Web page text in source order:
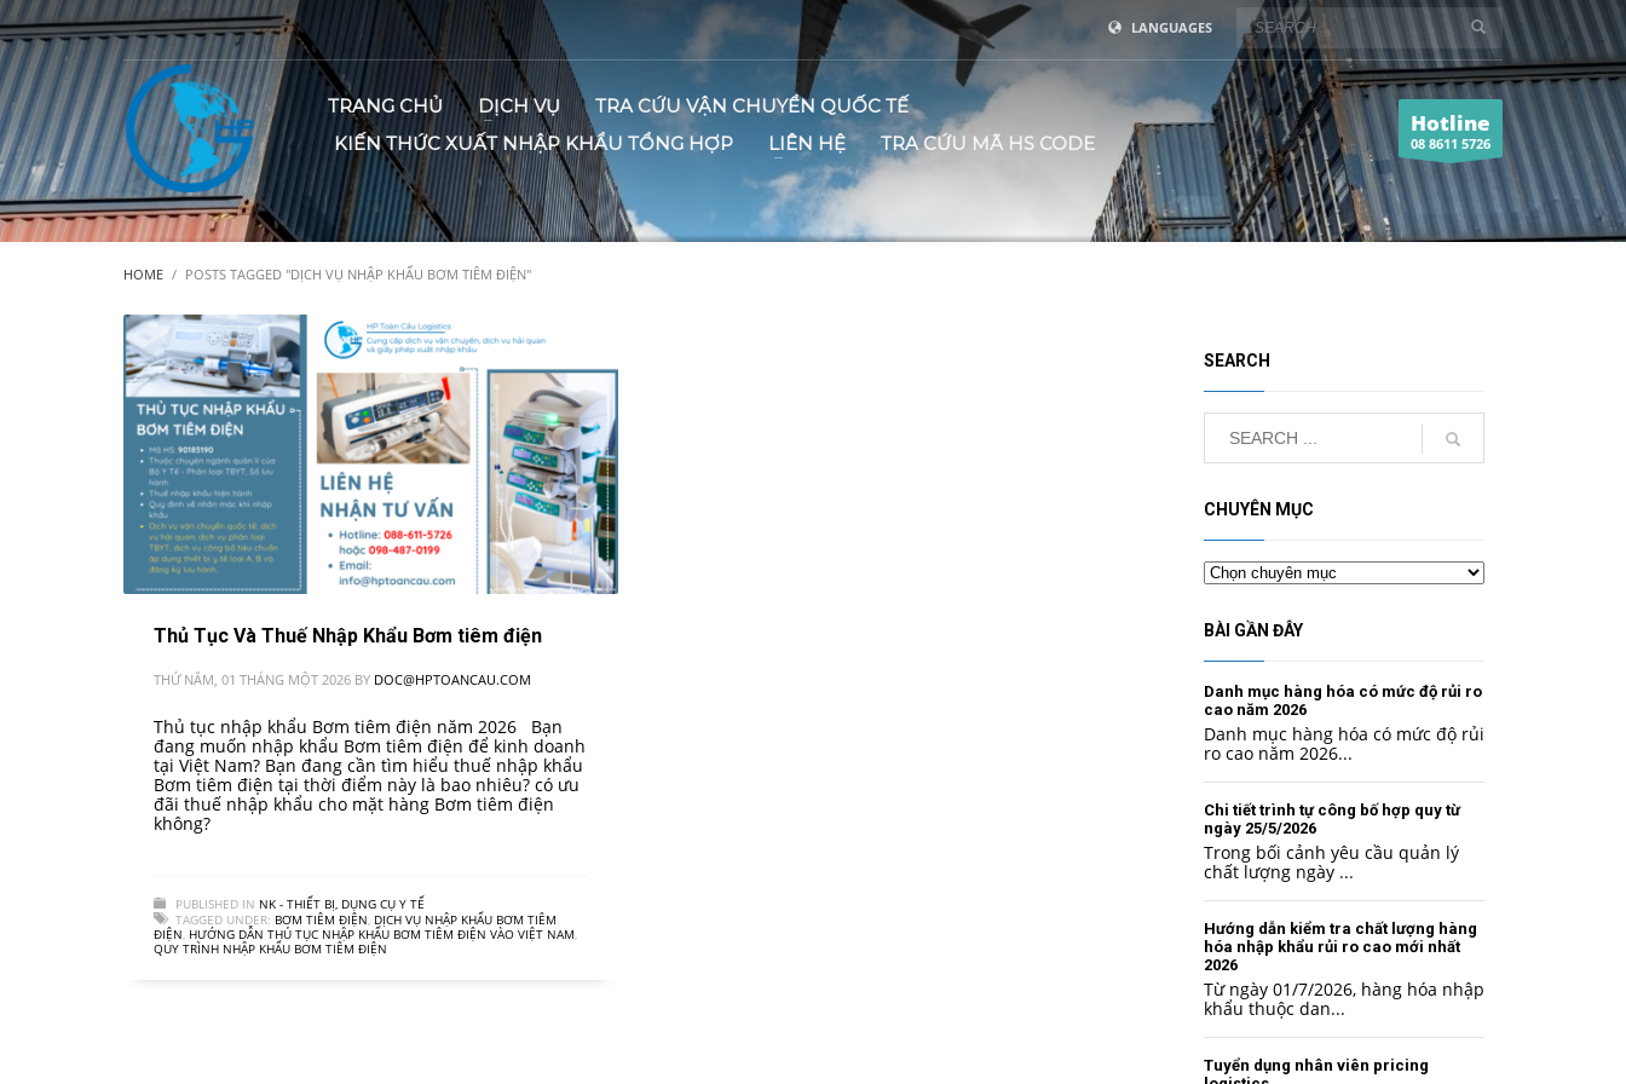
LANGUAGES
TRANG CHỦ DỊCH VỤ
TRA CỨU VẬN CHUYỂN QUỐC TẾ
KIẾN THỨC XUẤT NHẬP KHẨU TỔNG HỢP
LIÊN HỆ TRA CỨU MÃ HS CODE
Hotline
08 8611 5726
HOME POSTS TAGGED "DỊCH VỤ NHẬP KHẨU BƠM TIÊM ĐIỆN"
Thủ Tục Và Thuế Nhập Khẩu Bơm tiêm điện
THỨ NĂM, 01 THÁNG MỘT 2026 BY DOC@HPTOANCAU.COM
Thủ tục nhập khẩu Bơm tiêm điện năm 2026 Bạn
đang muốn nhập khẩu Bơm tiêm điện để kinh doanh
tại Việt Nam? Bạn đang cần tìm hiểu thuế nhập khẩu
Bơm tiêm điện tại thời điểm này là bao nhiêu? có ưu
đãi thuế nhập khẩu cho mặt hàng Bơm tiêm điện
không?
PUBLISHED IN NK - THIẾT BỊ, DỤNG CỤ Y TẾ
TAGGED UNDER: BƠM TIÊM ĐIỆN, DỊCH VỤ NHẬP KHẨU BƠM TIÊM
ĐIỆN, HƯỚNG DẪN THỦ TỤC NHẬP KHẨU BƠM TIÊM ĐIỆN VÀO VIỆT NAM,
QUY TRÌNH NHẬP KHẨU BƠM TIÊM ĐIỆN
SEARCH
CHUYÊN MỤC
Chuyên
mục
BÀI GẦN ĐÂY
Danh mục hàng hóa có mức độ rủi ro
cao năm 2026
Danh mục hàng hóa có mức độ rủi
ro cao năm 2026...
Chi tiết trình tự công bố hợp quy từ
ngày 25/5/2026
Trong bối cảnh yêu cầu quản lý
chất lượng ngày ...
Hướng dẫn kiểm tra chất lượng hàng
hóa nhập khẩu rủi ro cao mới nhất
2026
Từ ngày 01/7/2026, hàng hóa nhập
khẩu thuộc dan...
Tuyển dụng nhân viên pricing